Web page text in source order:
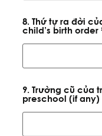
8. Thứ tự ra đời
child’s birth order
9. Trường cũ của
preschool (if any)